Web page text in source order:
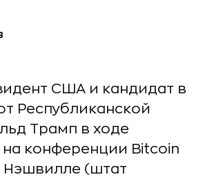
США и кандидат в
Республиканской
Трамп в ходе
на конференции Bitcoin
Нэшвилле (штат